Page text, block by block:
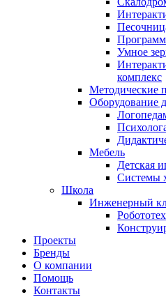
Умное
комплекс
Методические
Оборудование
Мебель
Детская
Системы
Школа
Инженерный
Проекты
Бренды
О компании
Помощь
Контакты